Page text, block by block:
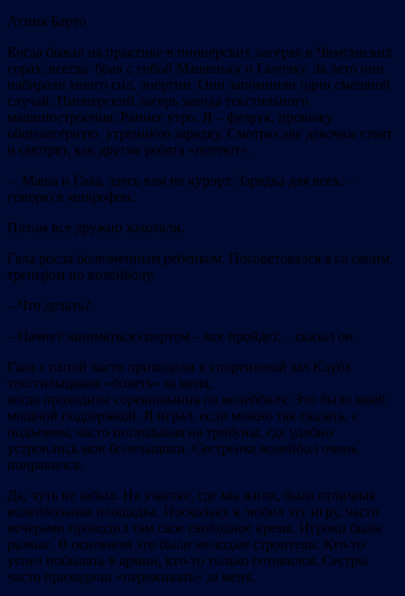
Агния Барто
Когда бывал на практике в пионерских лагерях в Чимганских
горах, всегда брал с собой Машеньку и Галочку. За лето они
набирали много сил, энергии. Они запомнили один смешной
случай. Пионерский лагерь завода текстильного
машиностроения. Раннее утро. Я – физрук, провожу
общелагерную утреннюю зарядку. Смотрю две девочки стоят
и смотрят, как другие ребята «потеют».
– Маша и Гала, здесь вам не курорт. Зарядка для всех, –
говорю в микрофон.
Потом все дружно хохотали.
Гала росла болезненным ребенком. Посоветовался я со своим
тренером по волейболу.
– Что делать?
– Начнет заниматься спортом – все пройдет, – сказал он.
Гала с папой часто приходили в спортивный зал Клуба
текстильщиков «болеть» за меня,
когда проходили соревнования по волейболу. Это было моей
мощной поддержкой. Я играл, если можно так сказать, с
подъемом, часто поглядывая на трибуны, где удобно
устроились мои болельщики. Сестренке волейбол очень
понравился.
Да, чуть не забыл. На участке, где мы жили, была отличная
волейбольная площадка. Поскольку я любил эту игру, часто
вечерами проводил там свое свободное время. Игроки были
разные. В основном это были молодые строители. Кто-то
успел побывать в армии, кто-то только готовился. Сестры
часто приходили «переживать» за меня.